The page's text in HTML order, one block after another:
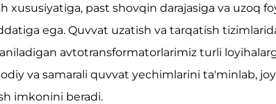
xususiyatiga, past shovqin darajasiga va uzoq
ega. Quvvat uzatish va tarqatish
avtotransformatorlarimiz turli
va samarali quvvat yechimlarini ta'minlab,
imkonini beradi.